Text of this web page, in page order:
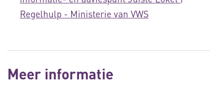
Regelhulp - Ministerie van VWS
Meer informatie